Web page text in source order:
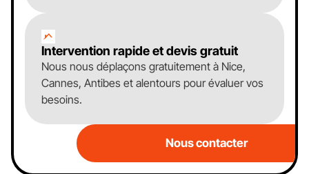
Intervention rapide et devis gratuit
Nous nous déplaçons gratuitement à Nice,
Cannes, Antibes et alentours pour évaluer vos
besoins.
Nous contacter